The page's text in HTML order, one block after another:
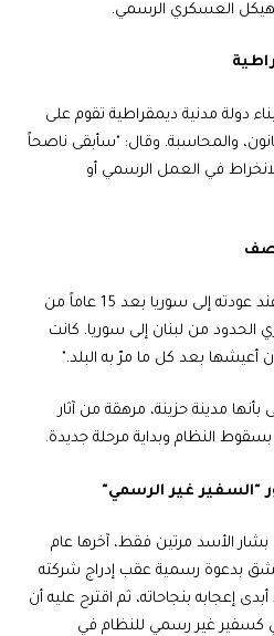
العسكري الرسمي.
دولة مدنية ديمقراطية تقوم على
والمحاسبة. وقال: "سأبقى ناصحاً
في العمل الرسمي أو
روى أصفري تفاصيل مشاعره عند عودته إلى سوريا بعد 15 عاماً من
الحدود من لبنان إلى سوريا. كانت
أعيشها بعد كل ما مرّ به البلد."
مدينة حزينة، مرهقة من آثار
بسقوط النظام وبداية مرحلة جديدة.
"السفير غير الرسمي"
الأسد مرتين فقط، آخرها عام
دمشق بدعوة رسمية عقب إدراج شركته
إعجابه بنجاحاته، ثم اقترح عليه أن
كسفير غير رسمي للنظام في